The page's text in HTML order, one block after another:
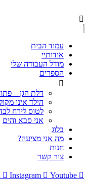
עמוד הבית
אודותיי
מודל העבודה שלי
הספרים
דלת הגן –
הילד אינו
לטוס לירח
אני סבא והים
בלוג
מה אני מציעה?
חנות
צור קשר
Instagram
Youtube